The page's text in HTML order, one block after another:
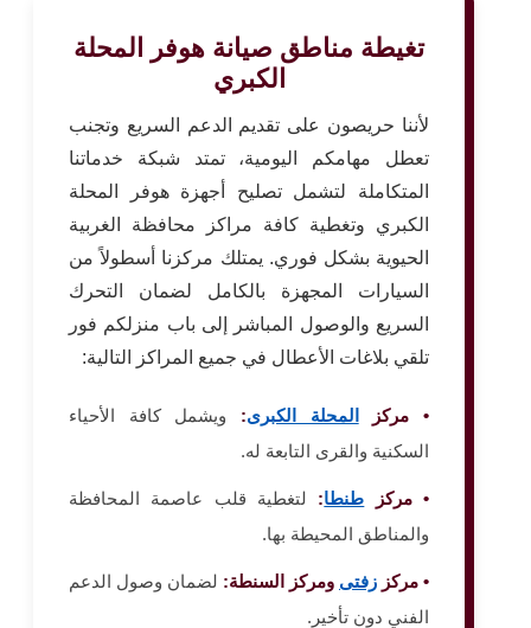
تغيطة مناطق صيانة هوفر المحلة
الكبري
لأننا حريصون على تقديم الدعم السريع وتجنب
تعطل مهامكم اليومية، تمتد شبكة خدماتنا
المتكاملة لتشمل تصليح أجهزة هوفر المحلة
الكبري وتغطية كافة مراكز محافظة الغربية
الحيوية بشكل فوري. يمتلك مركزنا أسطولاً من
السيارات المجهزة بالكامل لضمان التحرك
السريع والوصول المباشر إلى باب منزلكم فور
تلقي بلاغات الأعطال في جميع المراكز التالية:
• مركز المحلة الكبرى: ويشمل كافة الأحياء
السكنية والقرى التابعة له.
• مركز طنطا: لتغطية قلب عاصمة المحافظة
والمناطق المحيطة بها.
• مركز زفتى ومركز السنطة: لضمان وصول الدعم
الفني دون تأخير.